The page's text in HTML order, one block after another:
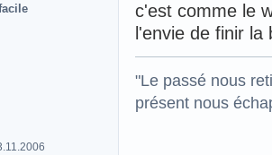
c'est comme le
l'envie de finir la
"Le passé nous
présent nous